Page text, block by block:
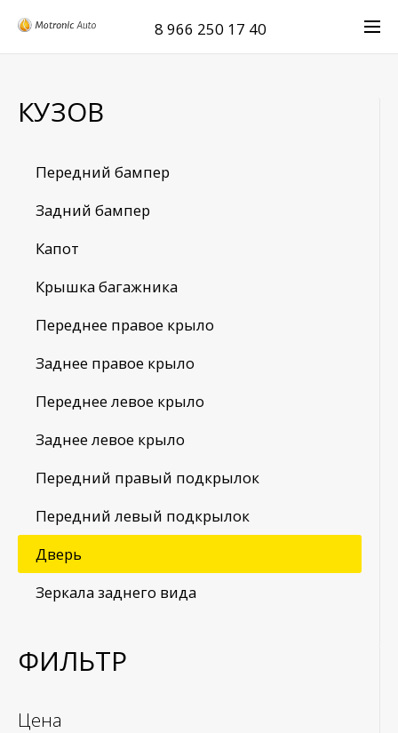
8 966 250 17 40
КУЗОВ
Передний бампер
Задний бампер
Капот
Крышка багажника
Переднее правое крыло
Заднее правое крыло
Переднее левое крыло
Заднее левое крыло
Передний правый подкрылок
Передний левый подкрылок
Дверь
Зеркала заднего вида
ФИЛЬТР
Цена